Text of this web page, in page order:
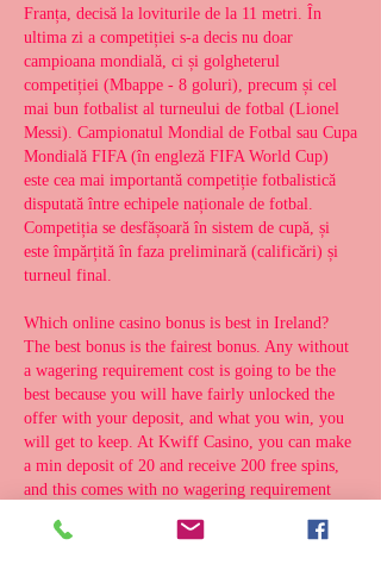
Franța, decisă la loviturile de la 11 metri. În
ultima zi a competiției s-a decis nu doar
campioana mondială, ci și golgheterul
competiției (Mbappe - 8 goluri), precum și cel
mai bun fotbalist al turneului de fotbal (Lionel
Messi). Campionatul Mondial de Fotbal sau Cupa
Mondială FIFA (în engleză FIFA World Cup)
este cea mai importantă competiție fotbalistică
disputată între echipele naționale de fotbal.
Competiția se desfășoară în sistem de cupă, și
este împărțită în faza preliminară (calificări) și
turneul final.
Which online casino bonus is best in Ireland?
The best bonus is the fairest bonus. Any without
a wagering requirement cost is going to be the
best because you will have fairly unlocked the
offer with your deposit, and what you win, you
will get to keep. At Kwiff Casino, you can make
a min deposit of 20 and receive 200 free spins,
and this comes with no wagering requirement
you can guess has a totally Irish theme to it with